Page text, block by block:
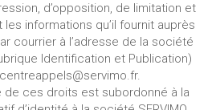
d’opposition, de limitation et
informations qu’il fournit auprès
courrier à l’adresse de la société
Identification et Publication)
de ces droits est subordonné à la